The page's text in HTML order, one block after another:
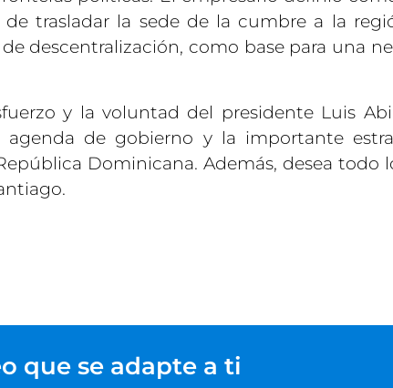
trasladar la sede de la cumbre a la
descentralización, como base para una
y la voluntad del presidente Luis
de gobierno y la importante
Dominicana. Además, desea todo
que se adapte a ti